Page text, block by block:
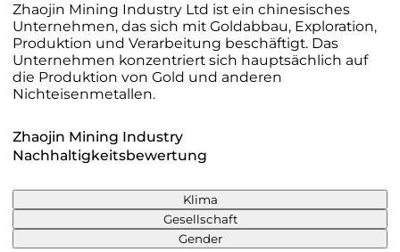
Zhaojin Mining Industry Ltd ist ein chinesisches
Unternehmen, das sich mit Goldabbau, Exploration,
Produktion und Verarbeitung beschäftigt. Das
Unternehmen konzentriert sich hauptsächlich auf
die Produktion von Gold und anderen
Nichteisenmetallen.
Zhaojin Mining Industry
Nachhaltigkeitsbewertung
Klima
Gesellschaft
Gender